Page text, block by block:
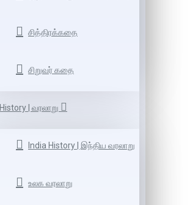
சித்திரக்கதை
சிறுவர் கதை
History | வரலாறு
India History | இந்திய வரலாறு
உலக வரலாறு